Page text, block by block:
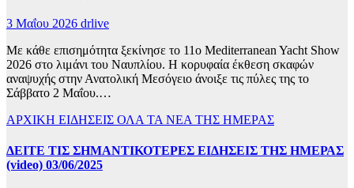
3 Μαΐου 2026 drlive
Με κάθε επισημότητα ξεκίνησε το 11ο Mediterranean Yacht Show
2026 στο λιμάνι του Ναυπλίου. Η κορυφαία έκθεση σκαφών
αναψυχής στην Ανατολική Μεσόγειο άνοιξε τις πύλες της το
Σάββατο 2 Μαΐου.…
ΑΡΧΙΚΗ ΕΙΔΗΣΕΙΣ ΟΛΑ ΤΑ ΝΕΑ ΤΗΣ ΗΜΕΡΑΣ
ΔΕΙΤΕ ΤΙΣ ΣΗΜΑΝΤΙΚΟΤΕΡΕΣ ΕΙΔΗΣΕΙΣ ΤΗΣ ΗΜΕΡΑΣ
(video) 03/06/2025